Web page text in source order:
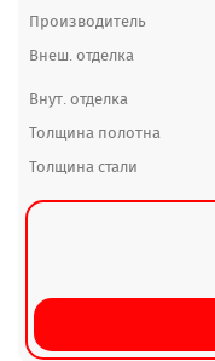
Производитель
Внеш. отделка
Внут. отделка
Толщина полотна
Толщина стали